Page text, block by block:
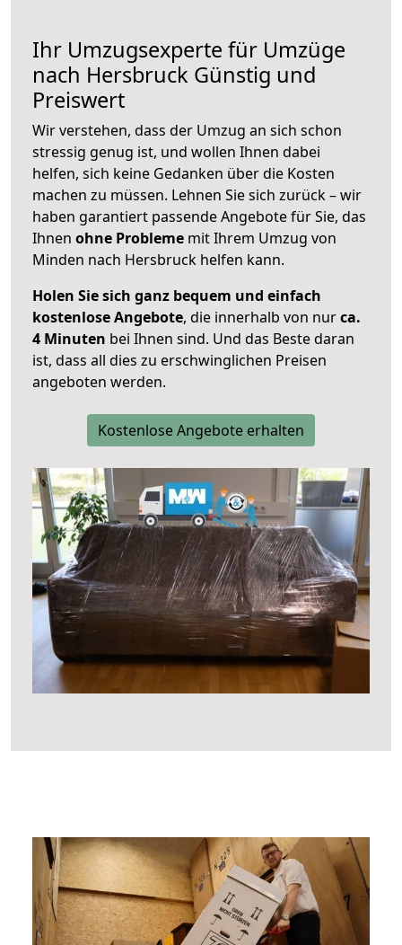
Ihr Umzugsexperte für Umzüge
nach Hersbruck Günstig und
Preiswert
Wir verstehen, dass der Umzug an sich schon
stressig genug ist, und wollen Ihnen dabei
helfen, sich keine Gedanken über die Kosten
machen zu müssen. Lehnen Sie sich zurück – wir
haben garantiert passende Angebote für Sie, das
Ihnen ohne Probleme mit Ihrem Umzug von
Minden nach Hersbruck helfen kann.
Holen Sie sich ganz bequem und einfach
kostenlose Angebote, die innerhalb von nurca.
4 Minuten bei Ihnen sind. Und das Beste daran
ist, dass all dies zu erschwinglichen Preisen
angeboten werden.
Kostenlose Angebote erhalten